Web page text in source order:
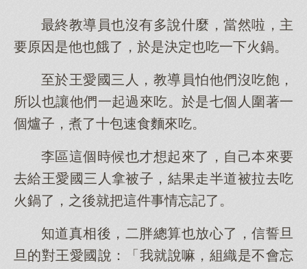
最終教導員也沒有多說什麼，當然啦，主
要原因是他也餓了，於是決定也吃一下火鍋。
至於王愛國三人，教導員怕他們沒吃飽，
所以也讓他們一起過來吃。於是七個人圍著一
個爐子，煮了十包速食麵來吃。
李區這個時候也才想起來了，自己本來要
去給王愛國三人拿被子，結果走半道被拉去吃
火鍋了，之後就把這件事情忘記了。
知道真相後，二胖總算也放心了，信誓旦
旦的對王愛國說：「我就說嘛，組織是不會忘